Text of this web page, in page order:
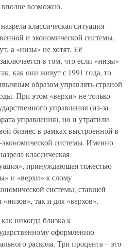
возможно.
классическая ситуация
и экономической системы,
а «низы» не хотят. Её
в том, что если «низы»
как они живут с 1991 года, то
образом управлять страной
При этом «верхи» не только
управления (из-за
управления), но и утратили
бизнес в рамках выстроенной в
системы. Именно
классическая
принуждающая тяжестью
и «верхи» к слому
системы, ставшей
так и для «верхов».
никогда близка к
оформлению
раскола. Три процента – это